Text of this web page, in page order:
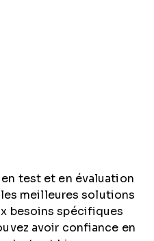
test et en évaluation
meilleures solutions
besoins spécifiques
avoir confiance en